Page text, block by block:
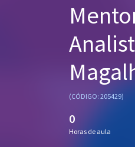
Assinatura Ilimitada
(CÓDIGO: 205429)
0
Horas de aula